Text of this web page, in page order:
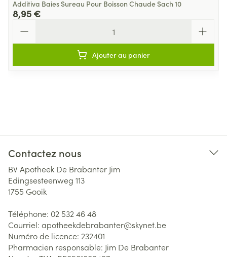
Additiva Baies Sureau Pour Boisson Chaude Sach 10
8,95 €
Ajouter au panier
Contactez nous
BV Apotheek De Brabanter Jim
Edingsesteenweg 113
1755 Gooik
Téléphone: 02 532 46 48
Courriel: apotheekdebrabanter@skynet.be
Numéro de licence: 232401
Pharmacien responsable: Jim De Brabanter